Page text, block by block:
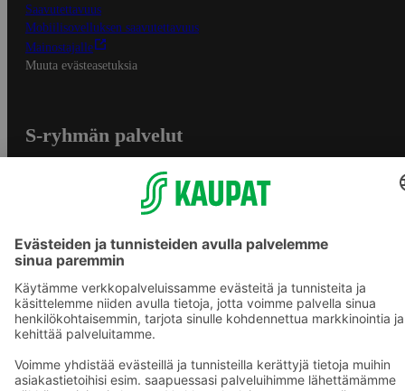
Saavutettavuus
Mobiilisovelluksen saavutettavuus
Mainostajalle
Muuta evästeasetuksia
S-ryhmän palvelut
S-ostoslista -sovellus
Prisma.fi
Sokos.fi
S-Pankki
Yhteishyvä
Raflaamo